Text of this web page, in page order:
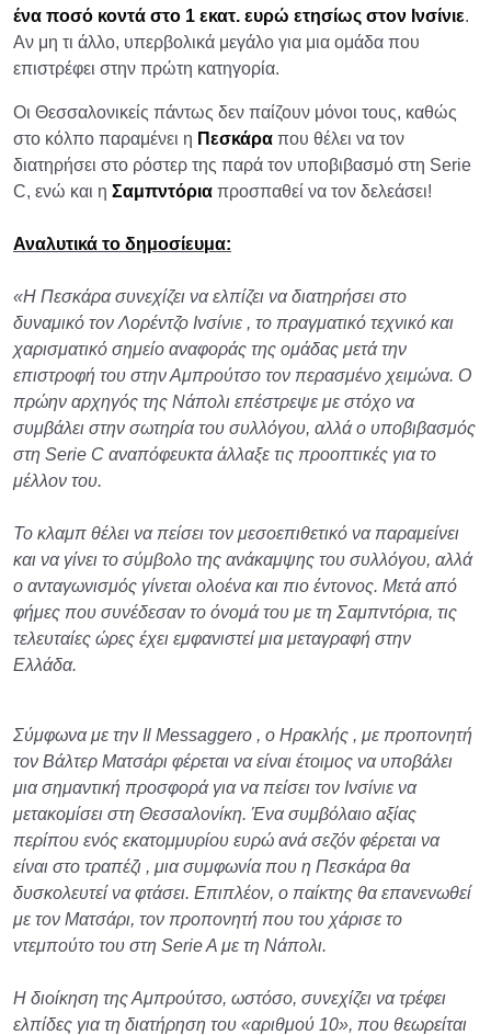
ένα ποσό κοντά στο 1 εκατ. ευρώ ετησίως στον Ινσίνιε.
Αν μη τι άλλο, υπερβολικά μεγάλο για μια ομάδα που
επιστρέφει στην πρώτη κατηγορία.
Οι Θεσσαλονικείς πάντως δεν παίζουν μόνοι τους, καθώς
στο κόλπο παραμένει η Πεσκάρα που θέλει να τον
διατηρήσει στο ρόστερ της παρά τον υποβιβασμό στη Serie
C, ενώ και η Σαμπντόρια προσπαθεί να τον δελεάσει!
Αναλυτικά το δημοσίευμα:
«Η Πεσκάρα συνεχίζει να ελπίζει να διατηρήσει στο
δυναμικό τον Λορέντζο Ινσίνιε , το πραγματικό τεχνικό και
χαρισματικό σημείο αναφοράς της ομάδας μετά την
επιστροφή του στην Αμπρούτσο τον περασμένο χειμώνα. Ο
πρώην αρχηγός της Νάπολι επέστρεψε με στόχο να
συμβάλει στην σωτηρία του συλλόγου, αλλά ο υποβιβασμός
στη Serie C αναπόφευκτα άλλαξε τις προοπτικές για το
μέλλον του.
Το κλαμπ θέλει να πείσει τον μεσοεπιθετικό να παραμείνει
και να γίνει το σύμβολο της ανάκαμψης του συλλόγου, αλλά
ο ανταγωνισμός γίνεται ολοένα και πιο έντονος. Μετά από
φήμες που συνέδεσαν το όνομά του με τη Σαμπντόρια, τις
τελευταίες ώρες έχει εμφανιστεί μια μεταγραφή στην
Ελλάδα.
Σύμφωνα με την Il Messaggero , ο Ηρακλής , με προπονητή
τον Βάλτερ Ματσάρι φέρεται να είναι έτοιμος να υποβάλει
μια σημαντική προσφορά για να πείσει τον Ινσίνιε να
μετακομίσει στη Θεσσαλονίκη. Ένα συμβόλαιο αξίας
περίπου ενός εκατομμυρίου ευρώ ανά σεζόν φέρεται να
είναι στο τραπέζι , μια συμφωνία που η Πεσκάρα θα
δυσκολευτεί να φτάσει. Επιπλέον, ο παίκτης θα επανενωθεί
με τον Ματσάρι, τον προπονητή που του χάρισε το
ντεμπούτο του στη Serie A με τη Νάπολι.
Η διοίκηση της Αμπρούτσο, ωστόσο, συνεχίζει να τρέφει
ελπίδες για τη διατήρηση του «αριθμού 10», που θεωρείται